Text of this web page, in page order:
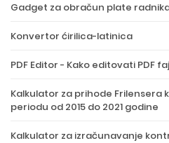
Gadget za obračun plate
Konvertor ćirilica-latinica
PDF Editor - Kako editovati PDF
Kalkulator za prihode Frilensera
periodu od 2015 do 2021 godine
Kalkulator za izračunavanje